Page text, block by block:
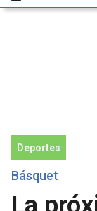
Deportes
Básquet